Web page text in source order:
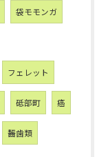
袋モモンガ
フェレット
砥部町 癌
齧歯類